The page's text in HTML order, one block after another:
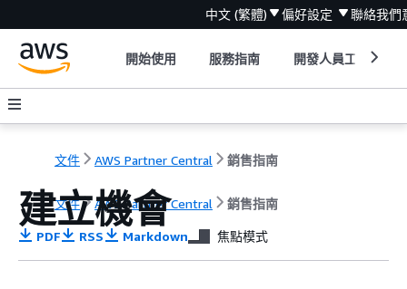
中文 (繁體) 偏好設定 聯絡我們
開始使用 服務指南 開發人員工具
文件 AWS Partner Central 銷售指南
文件 AWS Partner Central 銷售指南
建立機會
PDF RSS Markdown 焦點模式